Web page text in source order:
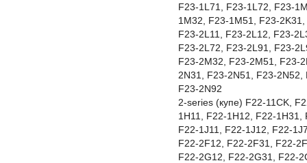
F23-1L71, F23-1L72, F23-
1M32, F23-1M51, F23-
F23-2L11, F23-2L12, F23-
F23-2L72, F23-2L91, F23-
F23-2M32, F23-2M51, F23-
2N31, F23-2N51, F23-
F23-2N92
2-series (купе) F22-11CK,
1H11, F22-1H12, F22-
F22-1J11, F22-1J12, F22-
F22-2F12, F22-2F31, F22-
F22-2G12, F22-2G31, F22-